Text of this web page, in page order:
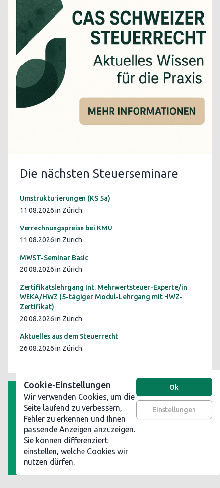
Die nächsten Steuerseminare
Umstrukturierungen (KS 5a)
11.08.2026 in Zürich
Verrechnungspreise bei KMU
11.08.2026 in Zürich
MWST-Seminar Basic
20.08.2026 in Zürich
Zertifikatslehrgang Int. Mehrwertsteuer-Experte/in
WEKA/HWZ (5-tägiger Modul-Lehrgang mit HWZ-
Zertifikat)
20.08.2026 in Zürich
Aktuelles aus dem Steuerrecht
26.08.2026 in Zürich
AGB
Datenschutz
Impressum
Werben Sie auf steuerinformationen.ch
Cookie-Einstellungen
Wir verwenden Cookies, um die
Seite laufend zu verbessern,
Fehler zu erkennen und Ihnen
passende Anzeigen anzuzeigen.
Sie können differenziert
einstellen, welche Cookies wir
nutzen dürfen.
Ok
Einstellungen